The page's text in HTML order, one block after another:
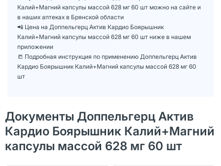
Калий+Магний капсулы массой 628 мг 60 шт можно на сайте и
в наших аптеках в Брянской области
📲 Цена на Доппельгерц Актив Кардио Боярышник
Калий+Магний капсулы массой 628 мг 60 шт ниже в нашем
приложении
📒 Подробная инструкция по применению Доппельгерц Актив
Кардио Боярышник Калий+Магний капсулы массой 628 мг 60
шт
Документы Доппельгерц Актив
Кардио Боярышник Калий+Магний
капсулы массой 628 мг 60 шт